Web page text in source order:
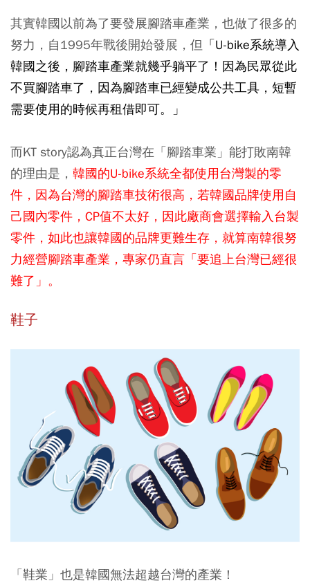
其實韓國以前為了要發展腳踏車產業，也做了很多的
努力，自1995年戰後開始發展，但 「U-bike系統導入
韓國之後，腳踏車產業就幾乎躺平了！因為民眾從此
不買腳踏車了，因為腳踏車已經變成公共工具，短暫
需要使用的時候再租借即可。 」
而KT story認為真正台灣在「腳踏車業」能打敗南韓
的理由是， 韓國的U-bike系統全都使用台灣製的零
件，因為台灣的腳踏車技術很高，若韓國品牌使用自
己國內零件，CP值不太好，因此廠商會選擇輸入台製
零件，如此也讓韓國的品牌更難生存，就算南韓很努
力經營腳踏車產業，專家仍直言 「要追上台灣已經很
難了」 。
鞋子
「鞋業」也是韓國無法超越台灣的產業！